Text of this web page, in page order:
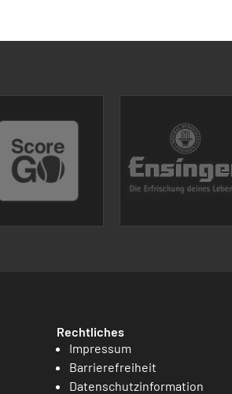
Rechtliches
Impressum
Barrierefreiheit
Datenschutzinformation